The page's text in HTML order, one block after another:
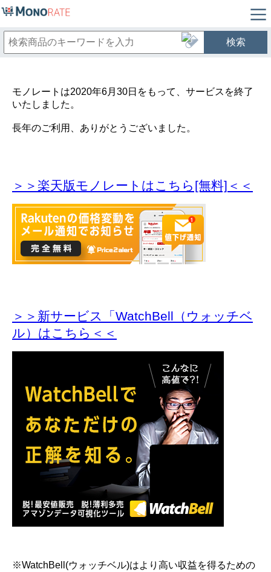
検索
モノレートは2020年6月30日をもって、サービスを終了
いたしました。
長年のご利用、ありがとうございました。
＞＞楽天版モノレートはこちら[無料]＜＜
＞＞新サービス「WatchBell（ウォッチベ
ル）はこちら＜＜
※WatchBell(ウォッチベル)はより高い収益を得るための